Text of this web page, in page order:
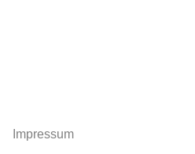
Impressum